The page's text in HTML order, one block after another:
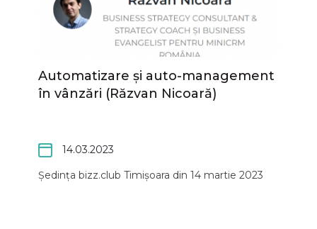
Automatizare și auto-management
în vânzări (Răzvan Nicoară)
14.03.2023
Ședința bizz.club Timișoara din 14 martie 2023